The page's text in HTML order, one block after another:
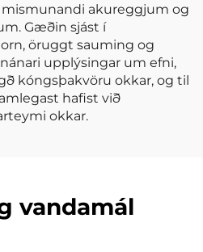
akureggjum og
Gæðin sjást í
öruggt sauming og
upplýsingar um efni,
kóngsþakvöru okkar, og til
hafist við
okkar.
vandamál